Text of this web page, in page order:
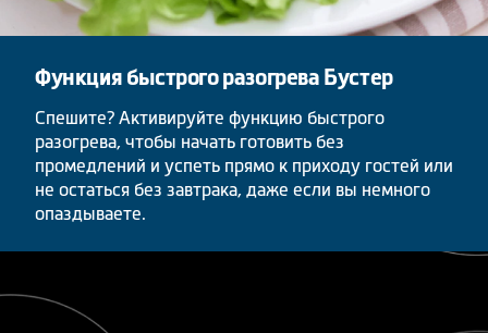
Функция быстрого разогрева Бустер
Спешите? Активируйте функцию быстрого
разогрева, чтобы начать готовить без
промедлений и успеть прямо к приходу гостей или
не остаться без завтрака, даже если вы немного
опаздываете.